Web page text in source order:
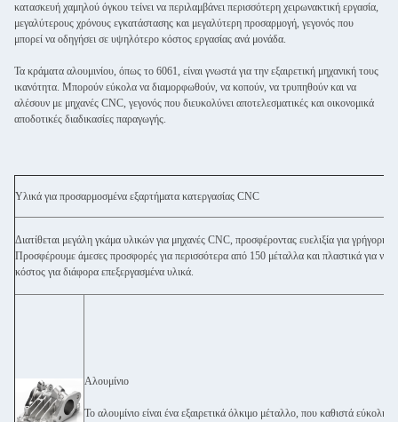
κατασκευή χαμηλού όγκου τείνει να περιλαμβάνει περισσότερη χειρωνακτική εργασία,
μεγαλύτερους χρόνους εγκατάστασης και μεγαλύτερη προσαρμογή, γεγονός που
μπορεί να οδηγήσει σε υψηλότερο κόστος εργασίας ανά μονάδα.
Τα κράματα αλουμινίου, όπως το 6061, είναι γνωστά για την εξαιρετική μηχανική τους
ικανότητα. Μπορούν εύκολα να διαμορφωθούν, να κοπούν, να τρυπηθούν και να
αλέσουν με μηχανές CNC, γεγονός που διευκολύνει αποτελεσματικές και οικονομικά
αποδοτικές διαδικασίες παραγωγής.
Υλικά για προσαρμοσμένα εξαρτήματα κατεργασίας CNC
Διατίθεται μεγάλη γκάμα υλικών για μηχανές CNC, προσφέροντας ευελιξία για
Προσφέρουμε άμεσες προσφορές για περισσότερα από 150 μέταλλα και πλαστικά για να
κόστος για διάφορα επεξεργασμένα υλικά.
Αλουμίνιο
Το αλουμίνιο είναι ένα εξαιρετικά όλκιμο μέταλλο, που καθιστά εύκολη